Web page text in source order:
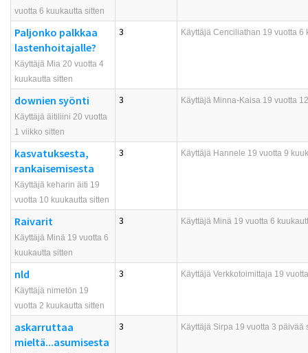
vuotta 6 kuukautta sitten
Paljonko palkkaa
lastenhoitajalle?
Käyttäjä Mia 20 vuotta 4
kuukautta sitten
3 Käyttäjä Cenciliathan 19 vuotta 6
downien syönti
Käyttäjä äitiliini 20 vuotta
1 viikko sitten
3 Käyttäjä Minna-Kaisa 19 vuotta
kasvatuksesta,
rankaisemisesta
Käyttäjä keharin äiti 19
vuotta 10 kuukautta sitten
3 Käyttäjä Hannele 19 vuotta 9
Raivarit
Käyttäjä Minä 19 vuotta 6
kuukautta sitten
3 Käyttäjä Minä 19 vuotta 6
nld
Käyttäjä nimetön 19
vuotta 2 kuukautta sitten
3 Käyttäjä Verkkotoimittaja 19
askarruttaa
mieltä...asumisesta
3 Käyttäjä Sirpa 19 vuotta 3 päivää